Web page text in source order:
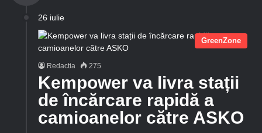
26 iulie
GreenZone
Redactia 275
Kempower va livra stații
de încărcare rapidă a
camioanelor către ASKO